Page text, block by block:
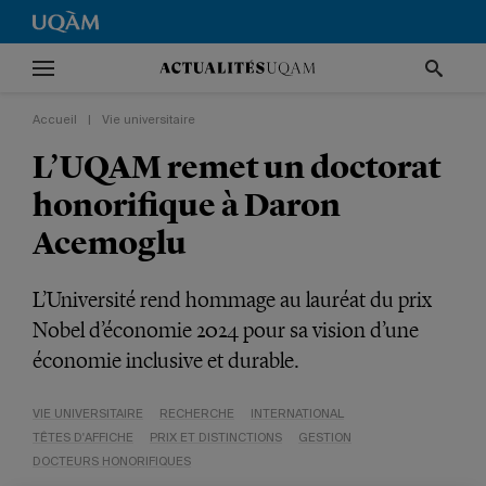
Accueil Vie universitaire
L’UQAM remet un doctorat
honorifique à Daron
Acemoglu
L’Université rend hommage au lauréat du prix
Nobel d’économie 2024 pour sa vision d’une
économie inclusive et durable.
VIE UNIVERSITAIRE RECHERCHE
INTERNATIONAL
TÊTES D'AFFICHE
PRIX ET DISTINCTIONS
GESTION
DOCTEURS HONORIFIQUES